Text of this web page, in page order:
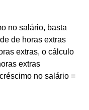
no salário, basta
de horas extras
extras, o cálculo
extras
no salário =